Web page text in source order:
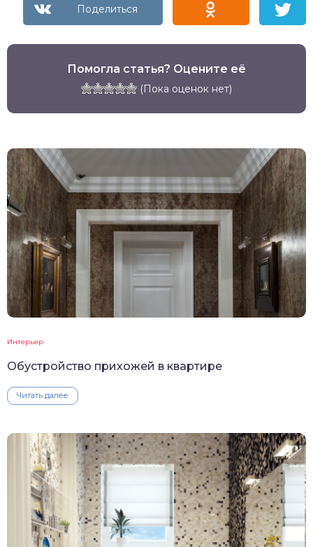
Помогла статья? Оцените её
(Пока оценок нет)
Интерьер
Обустройство прихожей в квартире
Читать далее